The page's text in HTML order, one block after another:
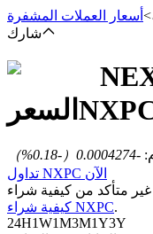
> أسعار العملات المشفرة
شارك
السعر
:
-0.0004274
（
-0.18
%）
تداول NXPC الآن
كيفية شراء NXPC.
24H1W1M3M1Y3Y